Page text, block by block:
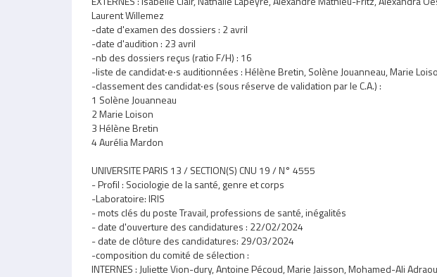
Laurent Willemez
-date d'examen des dossiers : 2 avril
-date d'audition : 23 avril
-nb des dossiers reçus (ratio F/H) : 16
-liste de candidat‧e‧s auditionnées : Hélène Bretin, Solène Jouanneau, Marie
-classement des candidat‧es (sous réserve de validation par le C.A.) :
1 Solène Jouanneau
2 Marie Loison
3 Hélène Bretin
4 Aurélia Mardon
UNIVERSITE PARIS 13 / SECTION(S) CNU 19 / N° 4555
- Profil : Sociologie de la santé, genre et corps
-Laboratoire: IRIS
- mots clés du poste Travail, professions de santé, inégalités
- date d'ouverture des candidatures : 22/02/2024
- date de clôture des candidatures: 29/03/2024
-composition du comité de sélection :
INTERNES : Juliette Vion-dury, Antoine Pécoud, Marie Jaisson, Mohamed-Ali